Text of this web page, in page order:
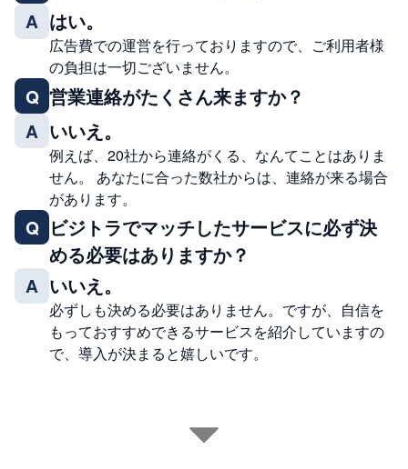
A はい。
広告費での運営を行っておりますので、ご利用者様
の負担は一切ございません。
Q 営業連絡がたくさん来ますか？
A いいえ。
例えば、20社から連絡がくる、なんてことはありま
せん。 あなたに合った数社からは、連絡が来る場合
があります。
Q ビジトラでマッチしたサービスに必ず決
める必要はありますか？
A いいえ。
必ずしも決める必要はありません。ですが、自信を
もっておすすめできるサービスを紹介していますの
で、導入が決まると嬉しいです。